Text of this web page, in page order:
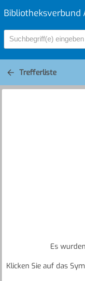
Bibliotheksverbund
Suchbegriff(e) eingeben
Trefferliste
Es
Klicken Sie auf das